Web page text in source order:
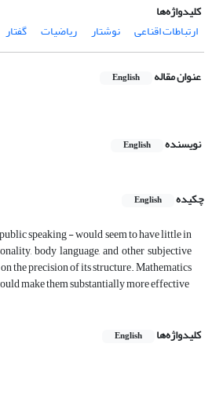
کلیدواژه‌ها
ارتباطات اقناعی
نوشتار ریاضیات گفتار
عنوان مقاله English
نویسنده English
چکیده
English
speaking - would seem to have little in
body language, and other subjective
the precision of its structure. Mathematics
make them substantially more effective
کلیدواژه‌ها English